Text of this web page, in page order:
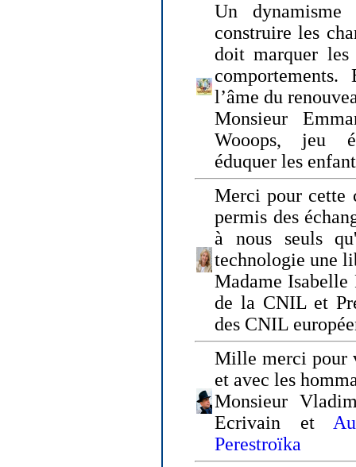
Un dynamisme
construire les
doit marquer les
l’âme du
Monsieur
Wooops, jeu
éduquer les
Merci pour cette
permis des
à nous seuls
technologie une
Madame Isabelle
de la CNIL et
des CNIL
Mille merci pour
et avec les
Monsieur
Ecrivain et
Perestroïka